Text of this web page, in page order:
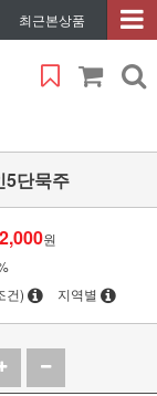
최근본상품
5단묵주
원
건) 지역별